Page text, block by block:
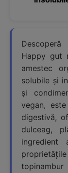
Happy gut
amestec
solubile și
și
vegan,
digestivă,
dulceag,
ingredient